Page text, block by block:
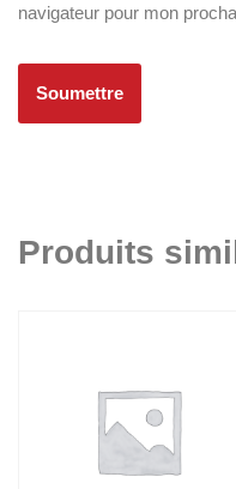
navigateur pour mon
Produits